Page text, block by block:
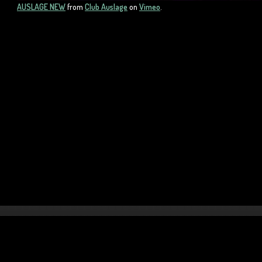
AUSLAGE NEWfrom Club Auslage on Vimeo